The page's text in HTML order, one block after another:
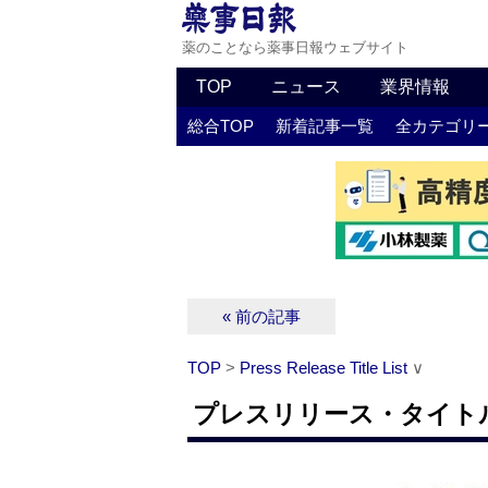
薬のことなら薬事日報ウェブサイト
TOP ニュース 業界情報
総合TOP 新着記事一覧 全カテゴリ
« 前の記事
TOP > Press Release Title List ∨
プレスリリース・タイ